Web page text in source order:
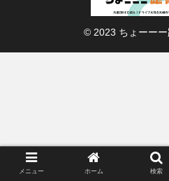
© 2023 ちょーーー
メニュー ホーム 検索